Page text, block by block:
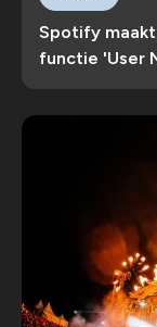
Spotify
functie 'User